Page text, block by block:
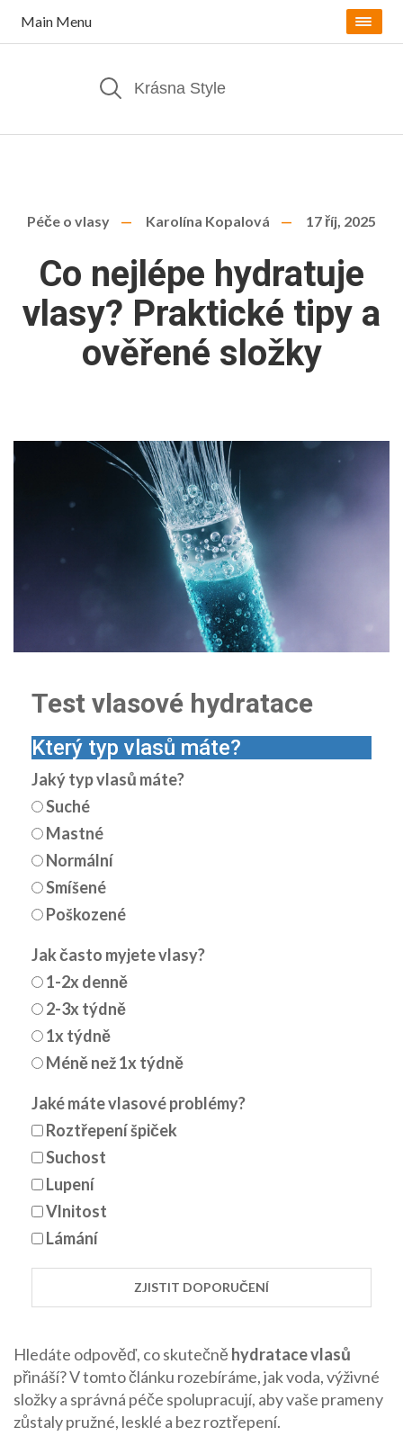
Main Menu
Péče o vlasy Karolína Kopalová 17 říj, 2025
Co nejlépe hydratuje
vlasy? Praktické tipy a
ověřené složky
Test vlasové hydratace
Který typ vlasů máte?
Jaký typ vlasů máte?
Suché
Mastné
Normální
Smíšené
Poškozené
Jak často myjete vlasy?
1-2x denně
2-3x týdně
1x týdně
Méně než 1x týdně
Jaké máte vlasové problémy?
Roztřepení špiček
Suchost
Lupení
Vlnitost
Lámání
ZJISTIT DOPORUČENÍ
Hledáte odpověď, co skutečněhydratace vlasů
přináší? V tomto článku rozebíráme, jak voda, výživné
složky a správná péče spolupracují, aby vaše prameny
zůstaly pružné, lesklé a bez roztřepení.